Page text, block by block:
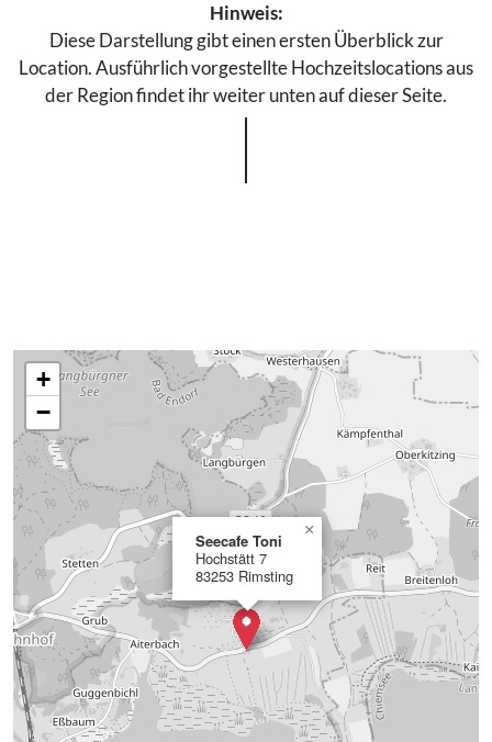
Hinweis:
Diese Darstellung gibt einen ersten Überblick zur
Location. Ausführlich vorgestellte Hochzeitslocations aus
der Region findet ihr weiter unten auf dieser Seite.
Seecafe Toni
Hochstätt 7
83253 Rimsting
×
+
−